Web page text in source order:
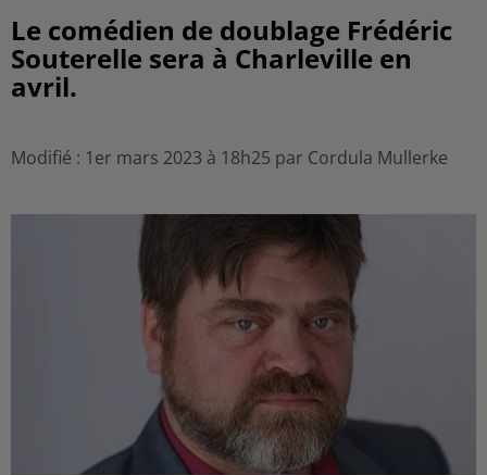
Le comédien de doublage Frédéric
Souterelle sera à Charleville en
avril.
Modifié : 1er mars 2023 à 18h25 par Cordula Mullerke